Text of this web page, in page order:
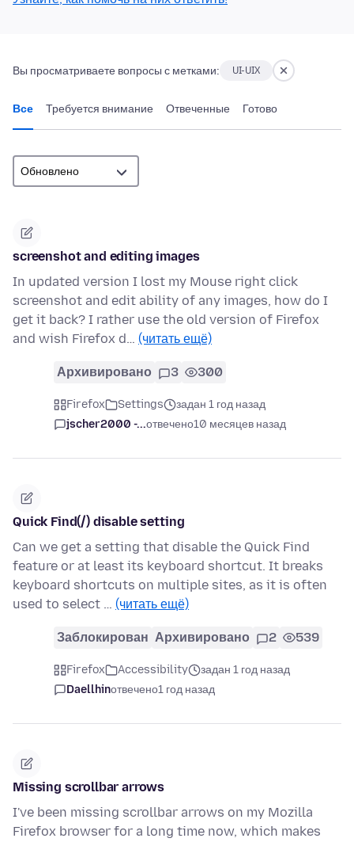
Вы просматриваете вопросы с метками: UI-UIX
Все Требуется внимание Отвеченные Готово
screenshot and editing images
In updated version I lost my Mouse right click
screenshot and edit ability of any images, how do I
get it back? I rather use the old version of Firefox
and wish Firefox d… (читать ещё)
Архивировано 3 300
Firefox Settings
задан 1 год назад
jscher2000 -...отвечено10 месяцев назад
Quick Find(/) disable setting
Can we get a setting that disable the Quick Find
feature or at least its keyboard shortcut. It breaks
keyboard shortcuts on multiple sites, as it is often
used to select … (читать ещё)
Заблокирован Архивировано 2 539
Firefox Accessibility
задан 1 год назад
Daellhinотвечено1 год назад
Missing scrollbar arrows
I've been missing scrollbar arrows on my Mozilla
Firefox browser for a long time now, which makes